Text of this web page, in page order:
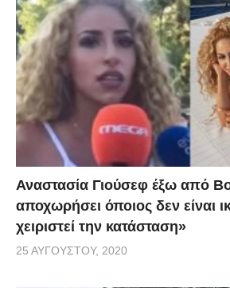
Αναστασία Γιούσεφ έξω από
αποχωρήσει όποιος δεν είναι
χειριστεί την κατάσταση»
25 ΑΥΓΟΎΣΤΟΥ, 2020